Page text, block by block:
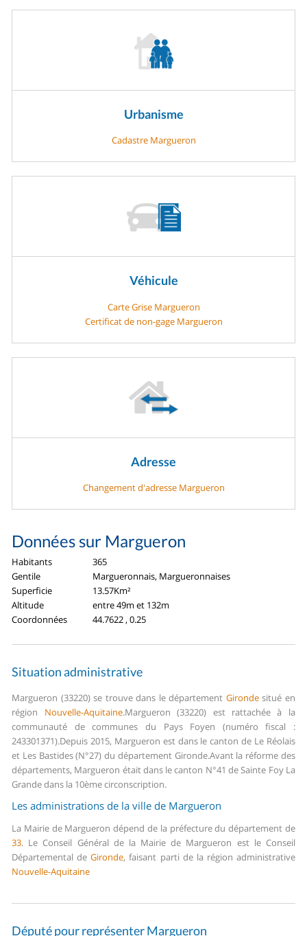
Urbanisme
Cadastre Margueron
Véhicule
Carte Grise Margueron
Certificat de non-gage Margueron
Adresse
Changement d'adresse Margueron
Données sur Margueron
Habitants
365
Gentile
Margueronnais, Margueronnaises
Superficie
13.57Km²
Altitude
entre 49m et 132m
Coordonnées
44.7622 , 0.25
Situation administrative
Margueron (33220) se trouve dans le département Girondesitué en
région Nouvelle-Aquitaine.Margueron (33220) est rattachée à la
communauté de communes du Pays Foyen (numéro fiscal :
243301371).Depuis 2015, Margueron est dans le canton de Le Réolais
et Les Bastides (N°27) du département Gironde.Avant la réforme des
départements, Margueron était dans le canton N°41 de Sainte Foy La
Grande dans la 10ème circonscription.
Les administrations de la ville de Margueron
La Mairie de Margueron dépend de la préfecture du département de
33. Le Conseil Général de la Mairie de Margueron est le Conseil
Départemental deGironde, faisant parti de la région administrative
Nouvelle-Aquitaine
Député pour représenter Margueron